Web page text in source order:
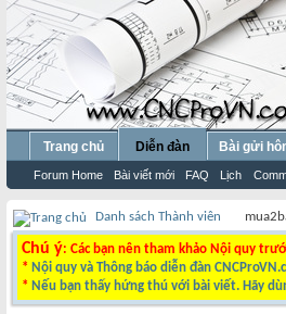
Trang chủ Diễn đàn
Forum Home Bài viết mới FAQ Lịch
Bài gửi
Danh sách Thành viên
Chú ý: Các bạn nên tham khảo Nội quy
* Nội quy và Thông báo diễn đàn
* Nếu bạn thấy hứng thú với bài viết. Hãy